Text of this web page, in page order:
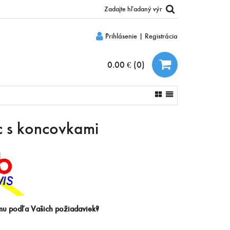
Prihlásenie | Registrácia
0.00 € (0)
koncovkami
podľa Vašich požiadaviek?